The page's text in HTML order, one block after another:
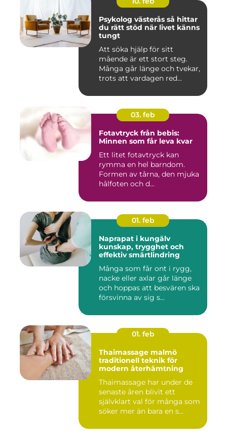
Psykolog västerås så hittar
du rätt stöd när livet känns
tungt
Att söka hjälp för sitt
mående är ett stort steg.
Många går länge och tvekar,
trots att vardagen red...
03. feb
Fotavtryck från bebis:
Minnen som får leva kvar
Ett litet fotavtryck kan
rymma en hel barndom.
Formen av tårna, den mjuka
hålfoten och d...
01. feb
Naprapat i kungälv
kunskap, trygghet och
effektiv smärtlindring
Många som får ont i rygg,
nacke eller axlar går länge
och hoppas att besvären ska
försvinna av sig s...
01. feb
Thaimassage malmö
traditionell teknik för
modern återhämtning
Thaimassage har under de
senaste åren blivit ett
självklart val för många som
söker mer än bara en s...